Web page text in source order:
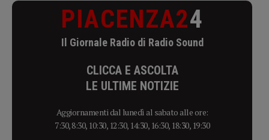
PIACENZA24
Il Giornale Radio di Radio Sound
CLICCA E ASCOLTA
LE ULTIME NOTIZIE
Aggiornamenti dal lunedì al sabato alle ore:
7:30, 8:30, 10:30, 12:30, 14:30, 16:30, 18:30, 19:30